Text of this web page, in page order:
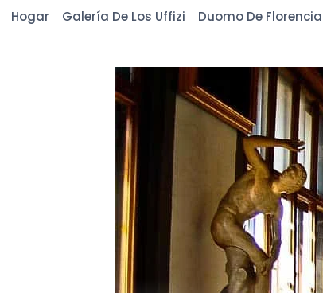
Saltar
Hogar Galería De Los Uffizi Duomo De Florencia